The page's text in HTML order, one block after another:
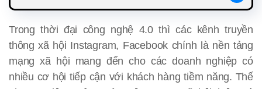
Trong thời đại công nghệ 4.0 thì các kênh truyền
thông xã hội Instagram, Facebook chính là nền tảng
mạng xã hội mang đến cho các doanh nghiệp có
nhiều cơ hội tiếp cận với khách hàng tiềm năng. Thế